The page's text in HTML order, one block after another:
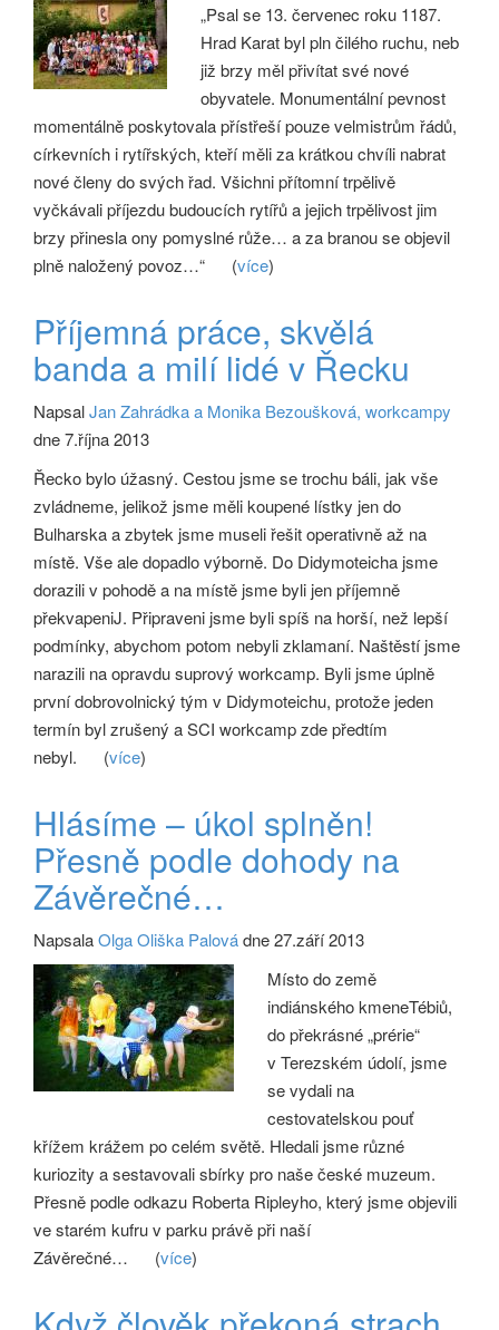
„Psal se 13. červenec roku 1187.
Hrad Karat byl pln čilého ruchu, neb
již brzy měl přivítat své nové
obyvatele. Monumentální pevnost
momentálně poskytovala přístřeší pouze velmistrům řádů,
církevních i rytířských, kteří měli za krátkou chvíli nabrat
nové členy do svých řad. Všichni přítomní trpělivě
vyčkávali příjezdu budoucích rytířů a jejich trpělivost jim
brzy přinesla ony pomyslné růže… a za branou se objevil
plně naložený povoz…“
(více)
Příjemná práce, skvělá
banda a milí lidé v Řecku
NapsalJan Zahrádka a Monika Bezoušková, workcampy
dne 7.října 2013
Řecko bylo úžasný. Cestou jsme se trochu báli, jak vše
zvládneme, jelikož jsme měli koupené lístky jen do
Bulharska a zbytek jsme museli řešit operativně až na
místě. Vše ale dopadlo výborně. Do Didymoteicha jsme
dorazili v pohodě a na místě jsme byli jen příjemně
překvapeniJ. Připraveni jsme byli spíš na horší, než lepší
podmínky, abychom potom nebyli zklamaní. Naštěstí jsme
narazili na opravdu suprový workcamp. Byli jsme úplně
první dobrovolnický tým v Didymoteichu, protože jeden
termín byl zrušený a SCI workcamp zde předtím
nebyl.
(více)
Hlásíme – úkol splněn!
Přesně podle dohody na
Závěrečné…
NapsalaOlga Oliška Palovádne 27.září 2013
Místo do země
indiánského kmeneTébiů,
do překrásné „prérie“
v Terezském údolí, jsme
se vydali na
cestovatelskou pouť
křížem krážem po celém světě. Hledali jsme různé
kuriozity a sestavovali sbírky pro naše české muzeum.
Přesně podle odkazu Roberta Ripleyho, který jsme objevili
ve starém kufru v parku právě při naší
Závěrečné…
(více)